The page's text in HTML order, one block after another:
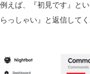
例えば、『初見です』と
らっしゃい』と返信してく